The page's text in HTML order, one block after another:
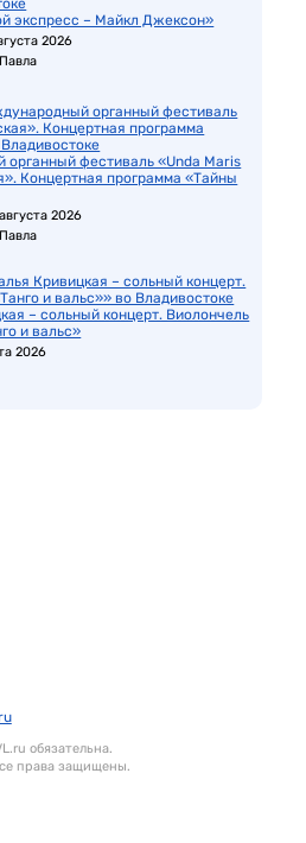
экспресс – Майкл Джексон»
2026
фестиваль «Unda Maris
Концертная программа «Тайны
2026
– сольный концерт. Виолончель
и вальс»
2026
обязательна.
права защищены.